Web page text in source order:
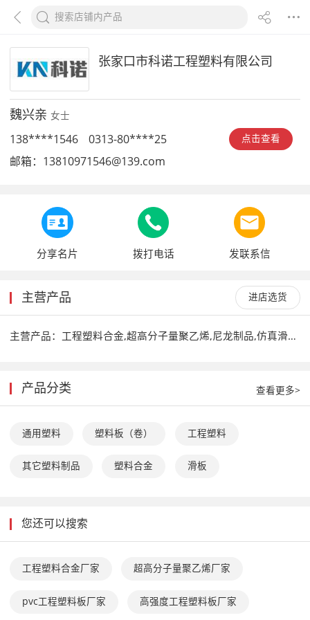
张家口市科诺工程塑料有限公司
魏兴亲 女士
点击查看
138****1546
0313-80****25
邮箱： 13810971546@139.com
分享名片 拨打电话 发联系信
进店选货
主营产品
主营产品： 工程塑料合金,超高分子量聚乙烯,尼龙制品,仿真滑冰板
查看更多>
产品分类
通用塑料 塑料板（卷） 工程塑料
其它塑料制品 塑料合金 滑板
您还可以搜索
工程塑料合金厂家 超高分子量聚乙烯厂家
pvc工程塑料板厂家 高强度工程塑料板厂家